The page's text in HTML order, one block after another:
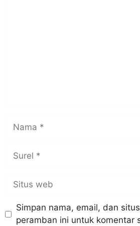
Nama
Surel
Situs
web
Simpan nama, email, dan
peramban ini untuk komentar